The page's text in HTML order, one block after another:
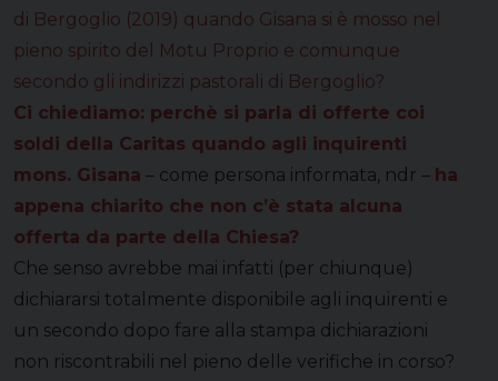
di Bergoglio (2019) quando Gisana si è mosso nel
pieno spirito del Motu Proprio e comunque
secondo gli indirizzi pastorali di Bergoglio?
Ci chiediamo: perchè si parla di offerte coi
soldi della Caritas quando agli inquirenti
mons. Gisana – come persona informata, ndr – ha
appena chiarito che non c’è stata alcuna
offerta da parte della Chiesa?
Che senso avrebbe mai infatti (per chiunque)
dichiararsi totalmente disponibile agli inquirenti e
un secondo dopo fare alla stampa dichiarazioni
non riscontrabili nel pieno delle verifiche in corso?